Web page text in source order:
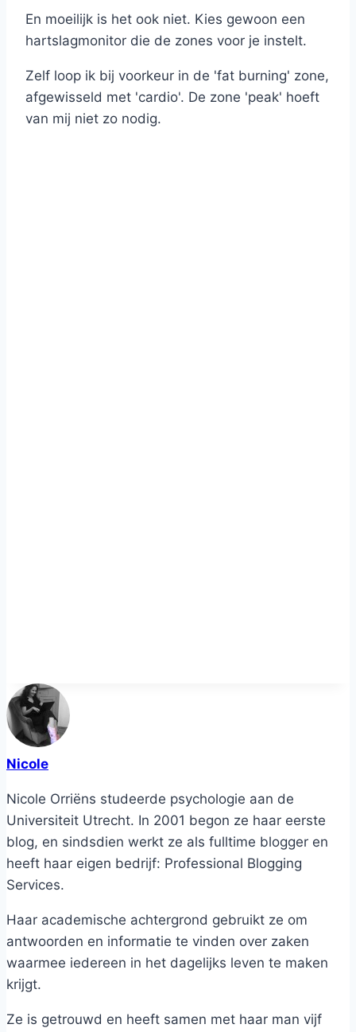
En moeilijk is het ook niet. Kies gewoon een
hartslagmonitor die de zones voor je instelt.
Zelf loop ik bij voorkeur in de 'fat burning' zone,
afgewisseld met 'cardio'. De zone 'peak' hoeft
van mij niet zo nodig.
Nicole
Nicole Orriëns studeerde psychologie aan de
Universiteit Utrecht. In 2001 begon ze haar eerste
blog, en sindsdien werkt ze als fulltime blogger en
heeft haar eigen bedrijf: Professional Blogging
Services.
Haar academische achtergrond gebruikt ze om
antwoorden en informatie te vinden over zaken
waarmee iedereen in het dagelijks leven te maken
krijgt.
Ze is getrouwd en heeft samen met haar man vijf